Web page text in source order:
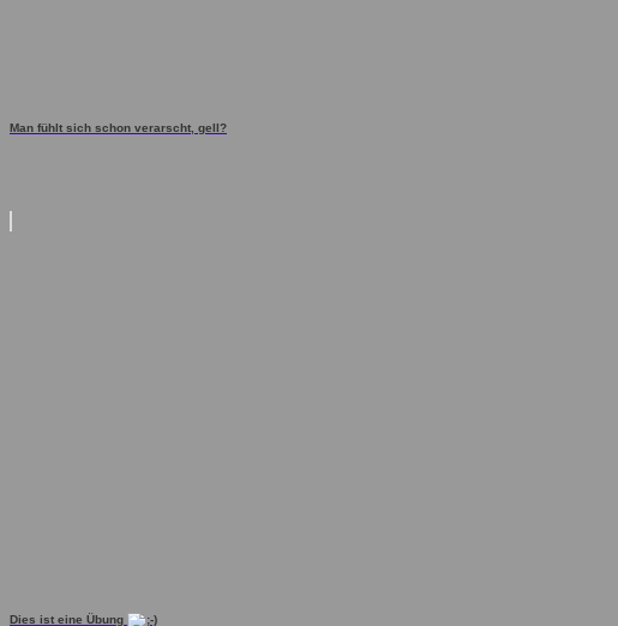
Man fühlt sich schon verarscht, gell?
Dies ist eine Übung